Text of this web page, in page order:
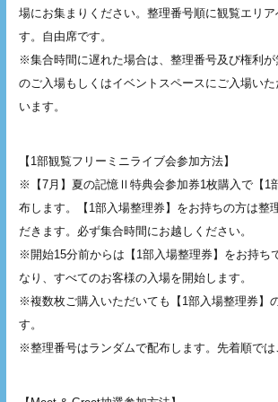
場にお集まりください。整理番号順に観覧エリア
す。自由席です。
※集合時間に遅れた場合は、整理番号及び権利
のご⼊場もしくはイベントスペースにご⼊場い
います。
【1部観覧フリーミニライブ会参加方法】
※【7月】夏の記憶Ⅱ特典会参加券1枚購入で【1
布します。【1部入場整理券】をお持ちの方は整
だきます。必ず集合時間にお越しください。
※開始15分前からは【1部入場整理券】をお持ち
なり、すべてのお客様の入場を開始します。
※複数枚ご購入いただいても【1部入場整理券】
す。
※整理番号はランダムで配布します。先着順では